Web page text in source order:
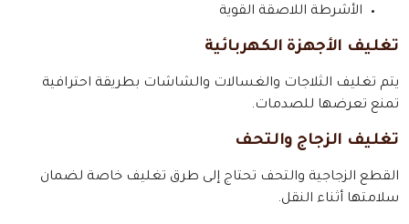
الأشرطة اللاصقة القوية
تغليف الأجهزة الكهربائية
يتم تغليف الثلاجات والغسالات والشاشات بطريقة احترافية
تمنع تعرضها للصدمات.
تغليف الزجاج والتحف
القطع الزجاجية والتحف تحتاج إلى طرق تغليف خاصة لضمان
سلامتها أثناء النقل.